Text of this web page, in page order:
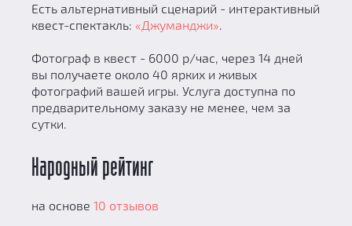
Есть альтернативный сценарий - интерактивный
квест-спектакль: «Джуманджи».
Фотограф в квест - 6000 р/час, через 14 дней
вы получаете около 40 ярких и живых
фотографий вашей игры. Услуга доступна по
предварительному заказу не менее, чем за
сутки.
Народный рейтинг
на основе 10 отзывов